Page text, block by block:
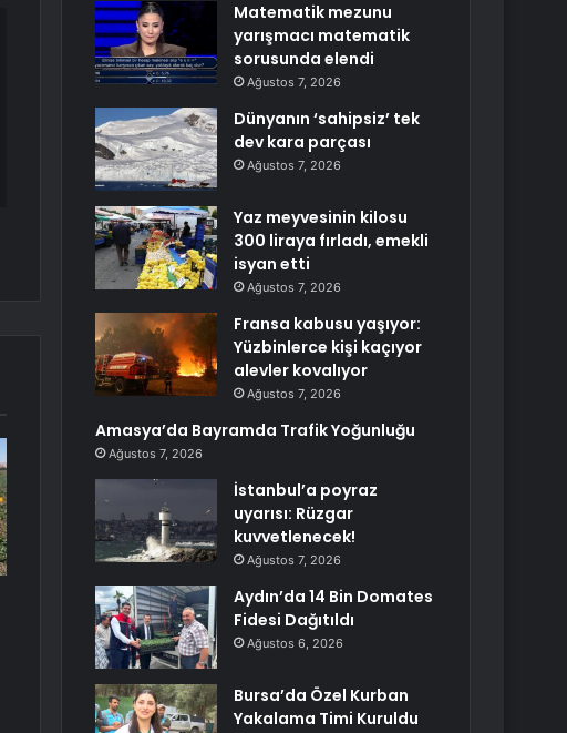
Matematik mezunu
yarışmacı matematik
sorusunda elendi
Ağustos 7, 2026
Dünyanın ‘sahipsiz’ tek
dev kara parçası
Ağustos 7, 2026
Yaz meyvesinin kilosu
300 liraya fırladı, emekli
isyan etti
Ağustos 7, 2026
Fransa kabusu yaşıyor:
Yüzbinlerce kişi kaçıyor
alevler kovalıyor
Ağustos 7, 2026
Amasya’da Bayramda Trafik Yoğunluğu
Ağustos 7, 2026
İstanbul’a poyraz
uyarısı: Rüzgar
kuvvetlenecek!
Ağustos 7, 2026
Aydın’da 14 Bin Domates
Fidesi Dağıtıldı
Ağustos 6, 2026
Bursa’da Özel Kurban
Yakalama Timi Kuruldu